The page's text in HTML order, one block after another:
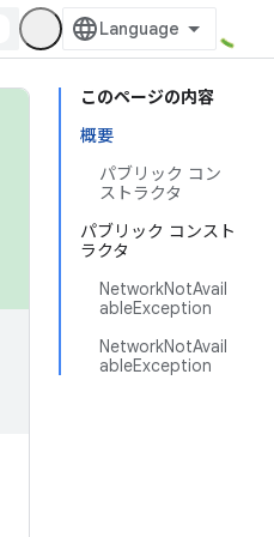
このページの内容
概要
パブリック コン
ストラクタ
パブリック コンスト
ラクタ
NetworkNotAvail
ableException
NetworkNotAvail
ableException